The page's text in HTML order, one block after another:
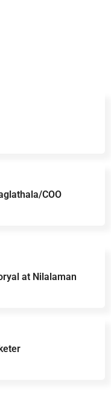
COO
at Nilalaman